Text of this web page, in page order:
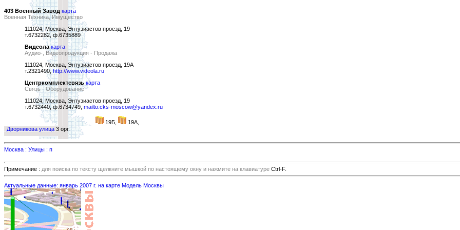
403 Военный Завод карта
Военная Техника, Имущество
111024, Москва, Энтузиастов проезд, 19
т.6732282, ф.6735889
Видеола карта
Аудио-, Видеопродукция - Продажа
111024, Москва, Энтузиастов проезд, 19А
т.2321490,http://www.videola.ru
Центркомплектсвязь карта
Связь - Оборудование
111024, Москва, Энтузиастов проезд, 19
т.6732440, ф.6734749, mailto:cks-moscow@yandex.ru
19Б,
19А,
Дворникова улица 3 орг.
Москва : Улицы : п
Примечание : для поиска по тексту щелкните мышкой по настоящему окну и нажмите на клавиатуре Ctrl-F.
Актуальные данные: январь 2007 г. на карте Модель Москвы